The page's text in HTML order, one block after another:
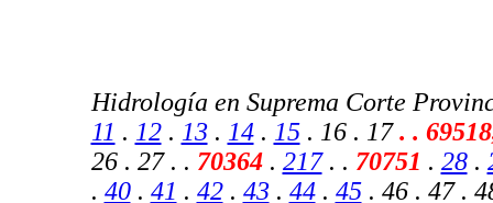
Hidrología en Suprema Corte
11 . 12. 13. 14. 15. 16 . 17. .
26 . 27 . . 70364. 217. . 70751 . 28.
. 40. 41 . 42. 43. 44. 45. 46 . 47 .